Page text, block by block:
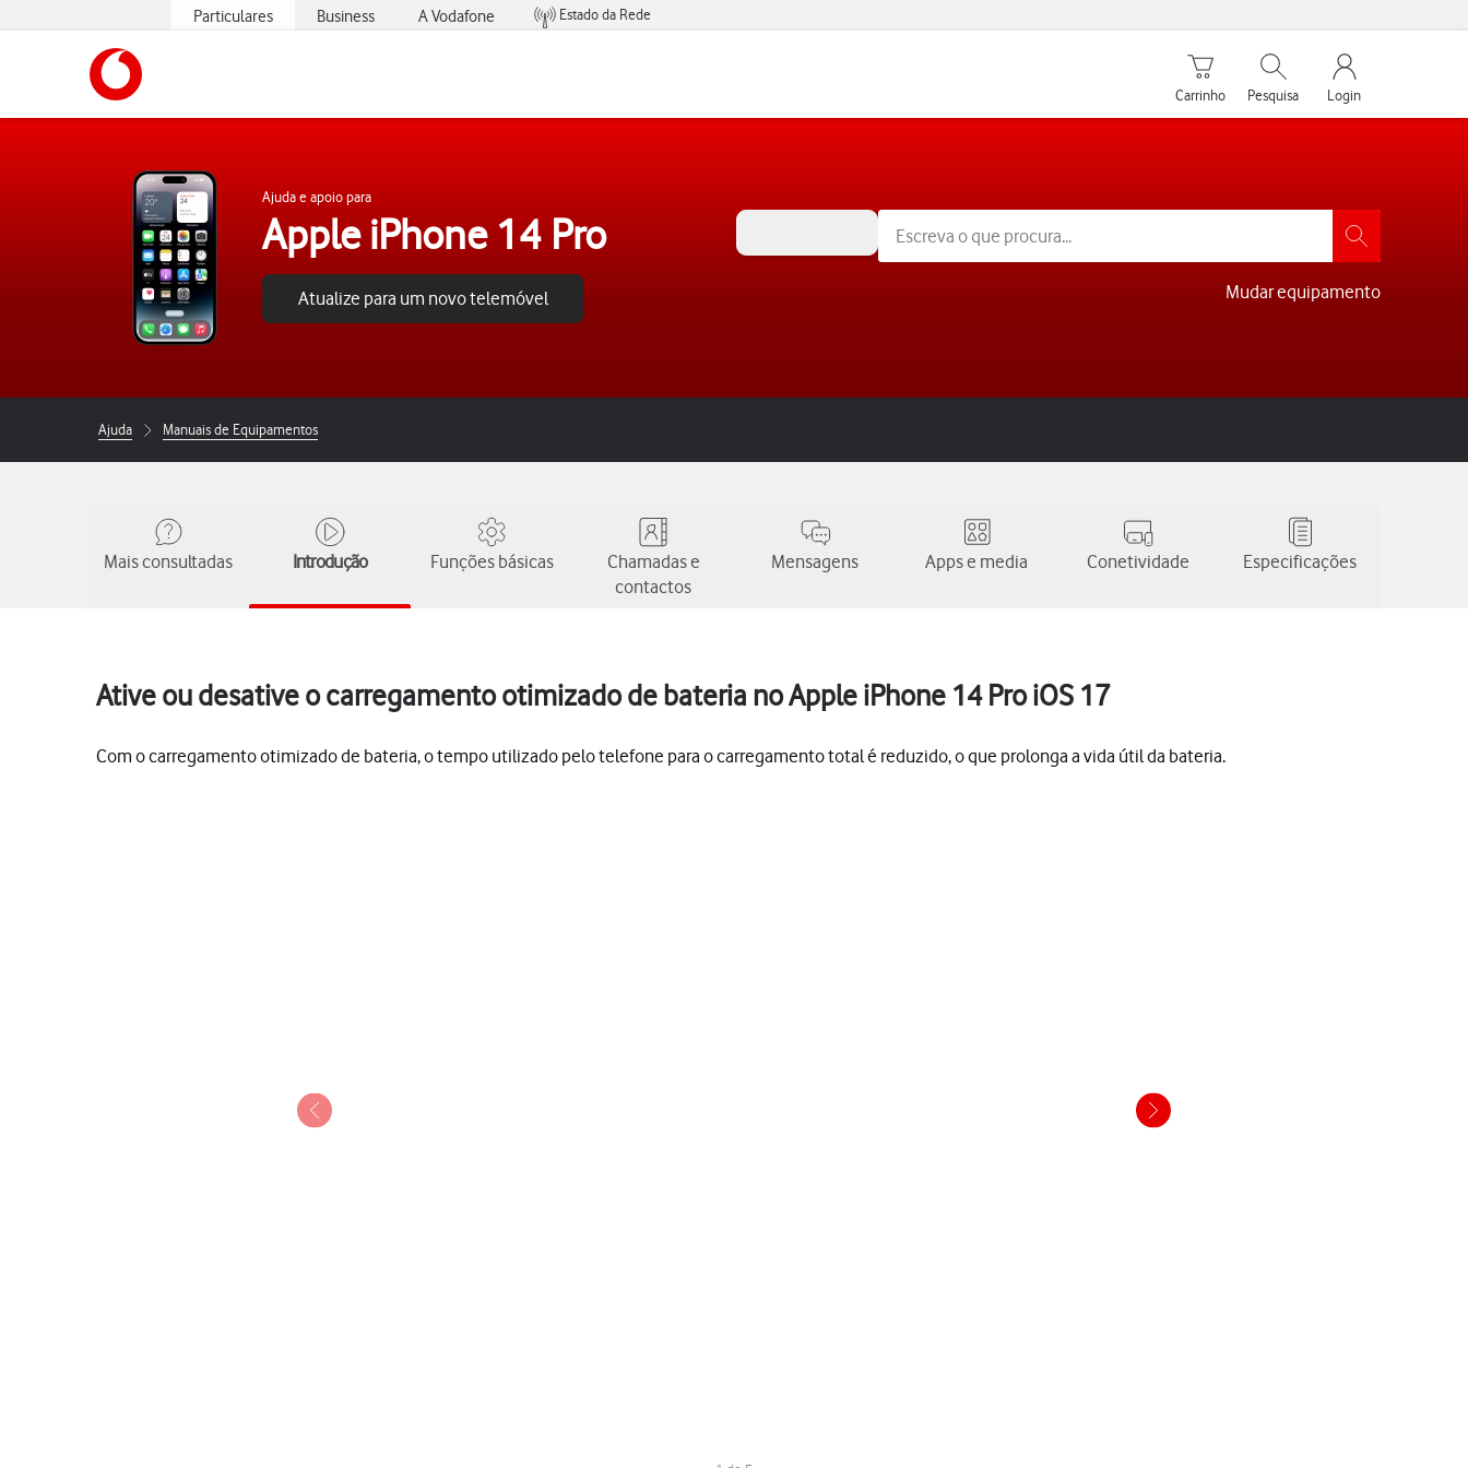
Particulares Business A Vodafone
Estado da Rede
Carrinho de compras
Carrinho
Pesquisar
Pesquisa
My Vodafone
Login
Ajuda e apoio para
Apple iPhone 14 Pro
Atualize para um novo telemóvel Mudar equipamento
Ajuda Manuais de Equipamentos
Mais consultadas Introdução Funções básicas
Chamadas e
contactos
Mensagens Apps e media Conetividade Especificações
Ative ou desative o carregamento otimizado de bateria no Apple iPhone 14 Pro iOS 17
Com o carregamento otimizado de bateria, o tempo utilizado pelo telefone para o carregamento total é reduzido, o que prolonga a vida útil da bateria.